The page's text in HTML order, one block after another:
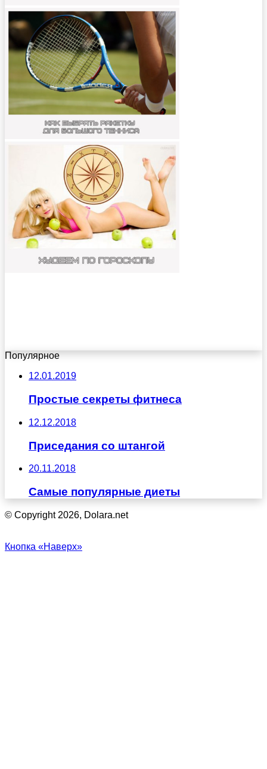
Популярное
12.01.2019
Простые секреты фитнеса
12.12.2018
Приседания со штангой
20.11.2018
Самые популярные диеты
© Copyright 2026, Dolara.net
Кнопка «Наверх»